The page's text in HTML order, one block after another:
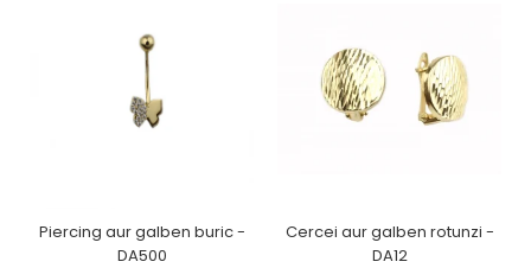
Piercing aur galben buric -
DA500
Cercei aur galben rotunzi -
DA12